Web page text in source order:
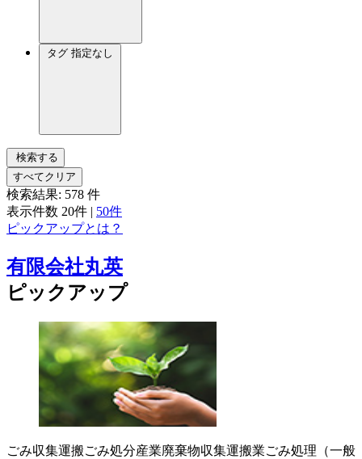
タグ 指定なし
検索する
すべてクリア
検索結果: 578 件
表示件数 20件 | 50件
ピックアップとは？
有限会社丸英
ピックアップ
ごみ収集運搬ごみ処分産業廃棄物収集運搬業ごみ処理（一般